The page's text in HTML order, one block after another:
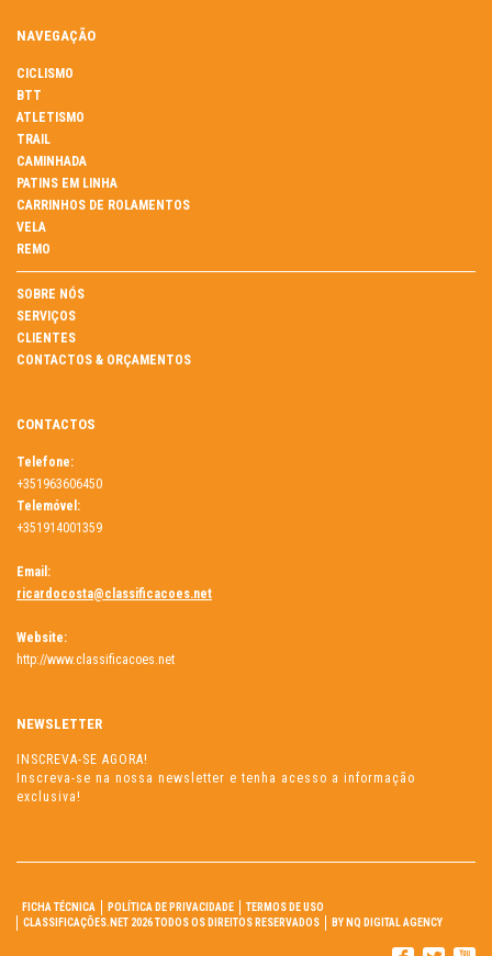
NAVEGAÇÃO
CICLISMO
BTT
ATLETISMO
TRAIL
CAMINHADA
PATINS EM LINHA
CARRINHOS DE ROLAMENTOS
VELA
REMO
SOBRE NÓS
SERVIÇOS
CLIENTES
CONTACTOS & ORÇAMENTOS
CONTACTOS
Telefone:
+351963606450
Telemóvel:
+351914001359
Email:
ricardocosta@classificacoes.net
Website:
http://www.classificacoes.net
NEWSLETTER
INSCREVA-SE AGORA!
Inscreva-se na nossa newsletter e tenha acesso a informação
exclusiva!
FICHA TÉCNICA POLÍTICA DE PRIVACIDADE
TERMOS DE USO
CLASSIFICAÇÕES.NET 2026 TODOS OS DIREITOS RESERVADOS
BY NQ DIGITAL AGENCY